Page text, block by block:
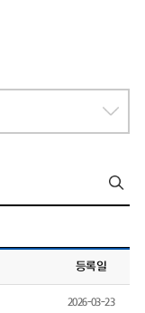
등록일
2026-03-23